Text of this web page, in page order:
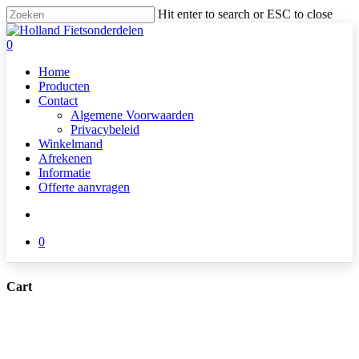
Skip
to
main
Hit enter to search or ESC to close
Close
Search
search
0
Home
Producten
Contact
Algemene Voorwaarden
Privacybeleid
Winkelmand
Afrekenen
Informatie
Offerte aanvragen
0
Cart